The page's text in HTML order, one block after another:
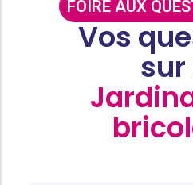
FOIRE AUX
Vos
sur